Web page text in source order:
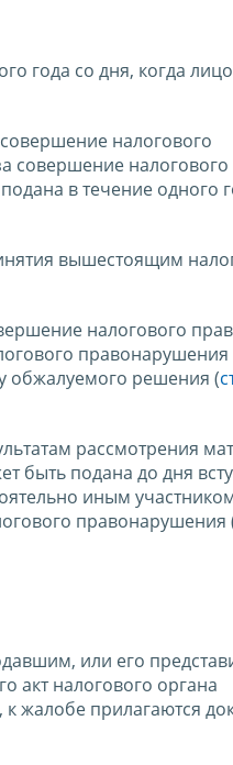
года со дня, когда
налогового
совершение налогового
в течение одного
вышестоящим
налогового
правонарушения
обжалуемого решения (
рассмотрения
быть подана до дня
иным
правонарушения
или его
акт налогового органа
к жалобе прилагаются